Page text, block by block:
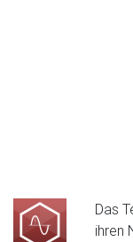
Das
ihren